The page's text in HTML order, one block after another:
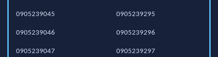
0905239045
0905239046
0905239047
0905239295
0905239296
0905239297